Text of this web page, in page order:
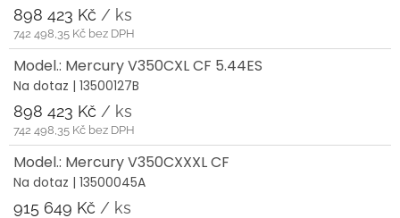
898 423 Kč / ks
742 498,35 Kč bez DPH
Model.: Mercury V350CXL CF 5.44ES
Na dotaz | 13500127B
898 423 Kč / ks
742 498,35 Kč bez DPH
Model.: Mercury V350CXXXL CF
Na dotaz | 13500045A
915 649 Kč / ks